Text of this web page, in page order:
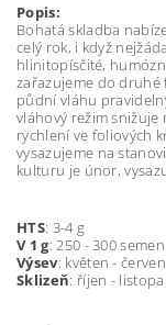
Popis:
Bohatá skladba
celý rok, i když
hlinitopísčité,
zařazujeme do
půdní vláhu
vláhový režim snižuje
rychlení ve foliových
vysazujeme na
kulturu je únor,
HTS: 3-4 g
V 1 g: 250 - 300 semen
Výsev: květen - červen
Sklizeň: říjen -